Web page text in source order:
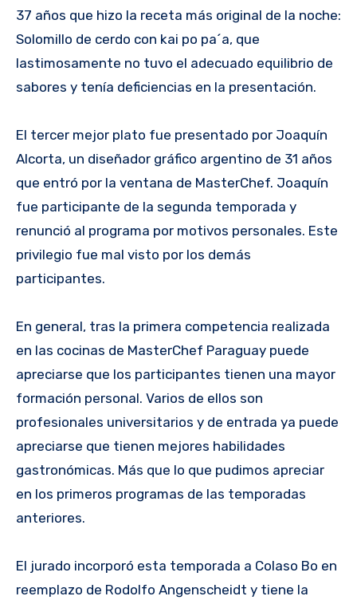
37 años que hizo la receta más original de la noche:
Solomillo de cerdo con kai po pa´a, que
lastimosamente no tuvo el adecuado equilibrio de
sabores y tenía deficiencias en la presentación.
El tercer mejor plato fue presentado por Joaquín
Alcorta, un diseñador gráfico argentino de 31 años
que entró por la ventana de MasterChef. Joaquín
fue participante de la segunda temporada y
renunció al programa por motivos personales. Este
privilegio fue mal visto por los demás
participantes.
En general, tras la primera competencia realizada
en las cocinas de MasterChef Paraguay puede
apreciarse que los participantes tienen una mayor
formación personal. Varios de ellos son
profesionales universitarios y de entrada ya puede
apreciarse que tienen mejores habilidades
gastronómicas. Más que lo que pudimos apreciar
en los primeros programas de las temporadas
anteriores.
El jurado incorporó esta temporada a Colaso Bo en
reemplazo de Rodolfo Angenscheidt y tiene la